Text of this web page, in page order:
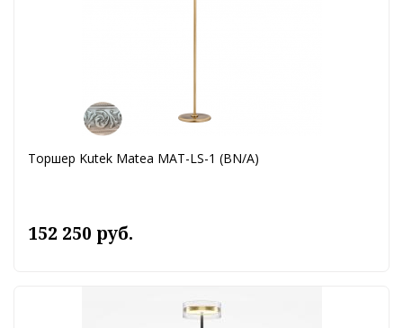
Торшер Kutek Matea MAT-LS-1 (BN/A)
152 250 руб.